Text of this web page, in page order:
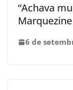
“Achava
6 de